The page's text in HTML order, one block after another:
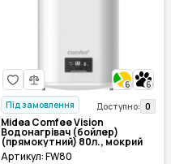
6
6
Під замовлення
Доступно: 0
Midea Comfee Vision
Водонагрівач (бойлер)
(прямокутний) 80л., мокрий
тен FW80
Артикул: FW80